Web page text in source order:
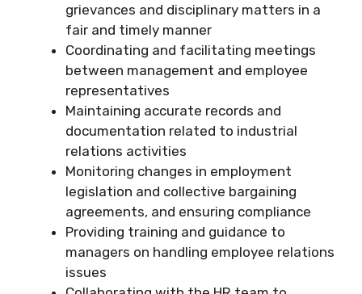
grievances and disciplinary matters in a
fair and timely manner
Coordinating and facilitating meetings
between management and employee
representatives
Maintaining accurate records and
documentation related to industrial
relations activities
Monitoring changes in employment
legislation and collective bargaining
agreements, and ensuring compliance
Providing training and guidance to
managers on handling employee relations
issues